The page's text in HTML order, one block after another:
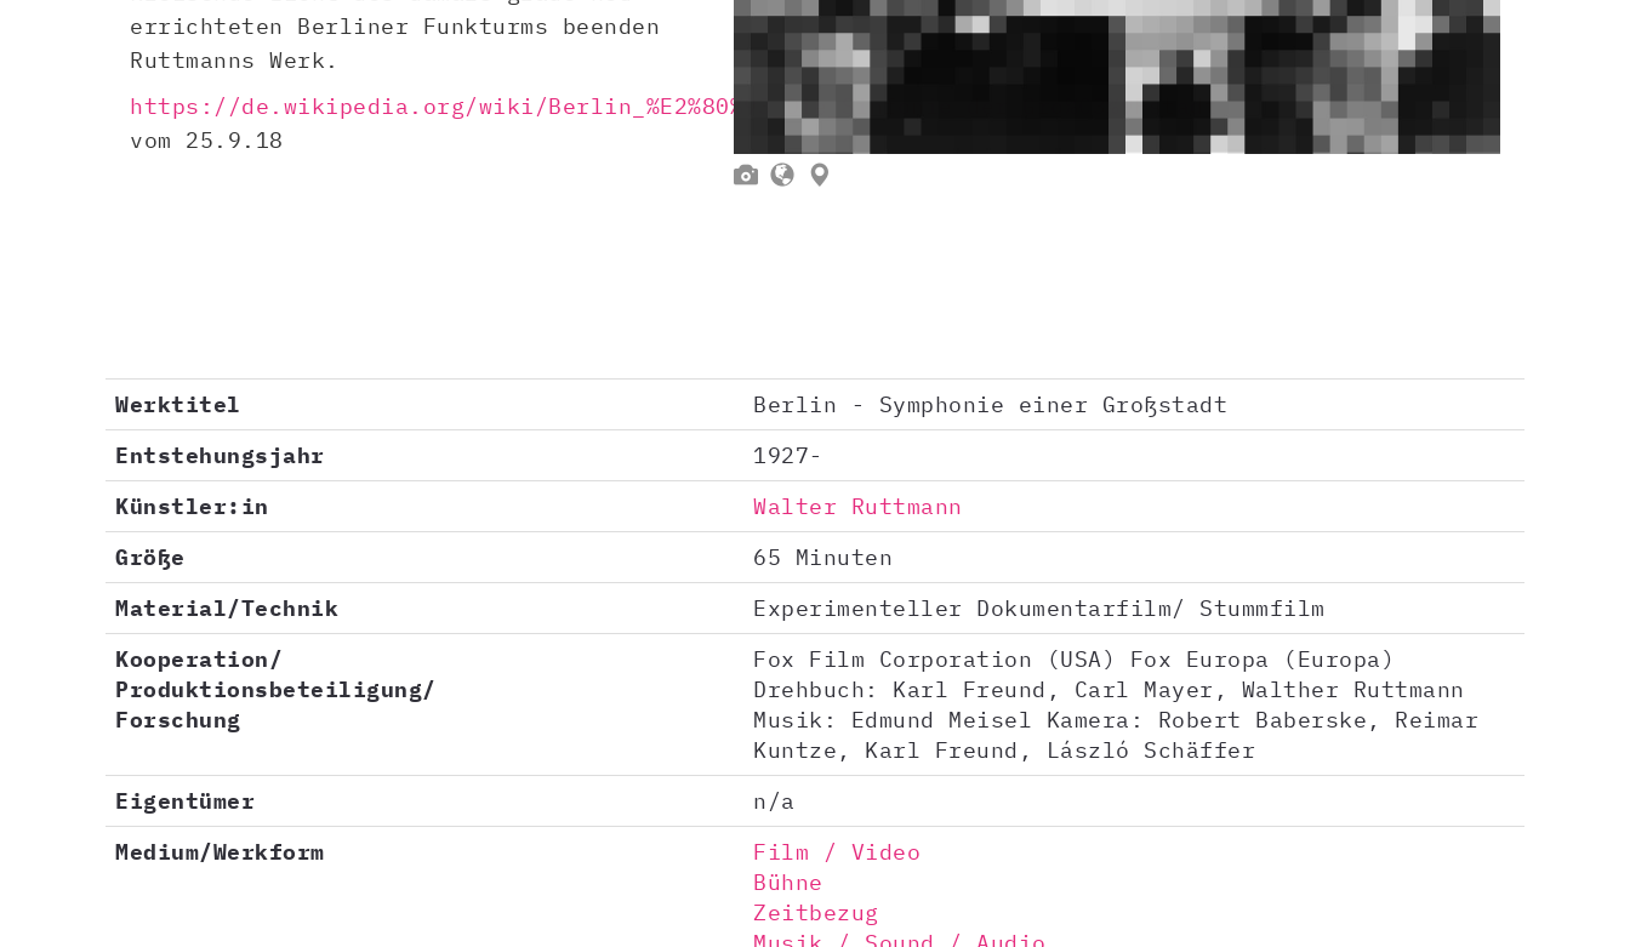
errichteten Berliner Funkturms beenden
Ruttmanns Werk.
https://de.wikipedia.org/wiki/Berlin_%E2%80%93_Die_Sinfonie_der_Gro%C3%9Fstadt
vom 25.9.18
  
Werktitel
Berlin - Symphonie einer Großstadt
Entstehungsjahr
1927-
Künstler:in
Walter Ruttmann
Größe
65 Minuten
Material/Technik
Experimenteller Dokumentarfilm/ Stummfilm
Kooperation/
Produktionsbeteiligung/
Forschung
Fox Film Corporation (USA) Fox Europa (Europa)
Drehbuch: Karl Freund, Carl Mayer, Walther Ruttmann
Musik: Edmund Meisel Kamera: Robert Baberske, Reimar
Kuntze, Karl Freund, László Schäffer
Eigentümer
n/a
Medium/Werkform
Film / Video
Bühne
Zeitbezug